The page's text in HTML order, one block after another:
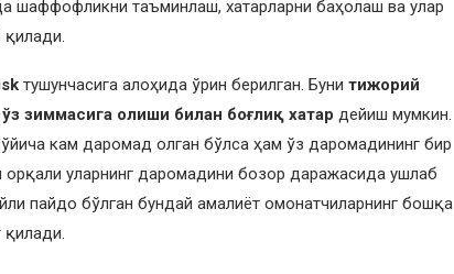
шаффофликни таъминлаш, хатарларни баҳолаш ва улар
қилади.
тушунчасига алоҳида ўрин берилган. Буни тижорий
зиммасига олиши билан боғлиқ хатар дейиш мумкин.
кам даромад олган бўлса ҳам ўз даромадининг бир
уларнинг даромадини бозор даражасида ушлаб
пайдо бўлган бундай амалиёт омонатчиларнинг бошқа
қилади.